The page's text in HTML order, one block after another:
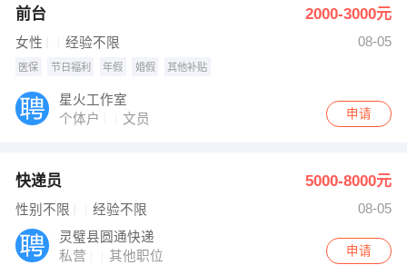
前台 2000-3000元
女性 经验不限 08-05
医保 节日福利 年假 婚假 其他补贴
星火工作室
个体户
文员 申请
快递员 5000-8000元
性别不限 经验不限
08-05
灵璧县圆通快递
私营
其他职位 申请